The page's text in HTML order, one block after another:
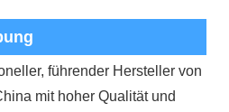
führender Hersteller von
mit hoher Qualität und